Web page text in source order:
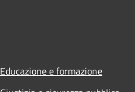
Educazione e formazione